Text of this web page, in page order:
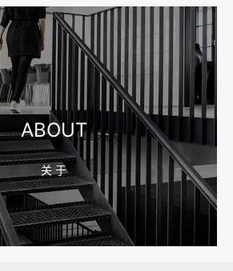
公司怎么选？先看产品询盘字段
怎样放进官网帮助客户判断实力
ABOUT
关 于